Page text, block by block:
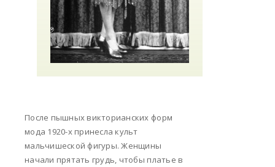
После пышных викторианских форм
мода 1920-х принесла культ
мальчишеской фигуры. Женщины
начали прятать грудь, чтобы платье в